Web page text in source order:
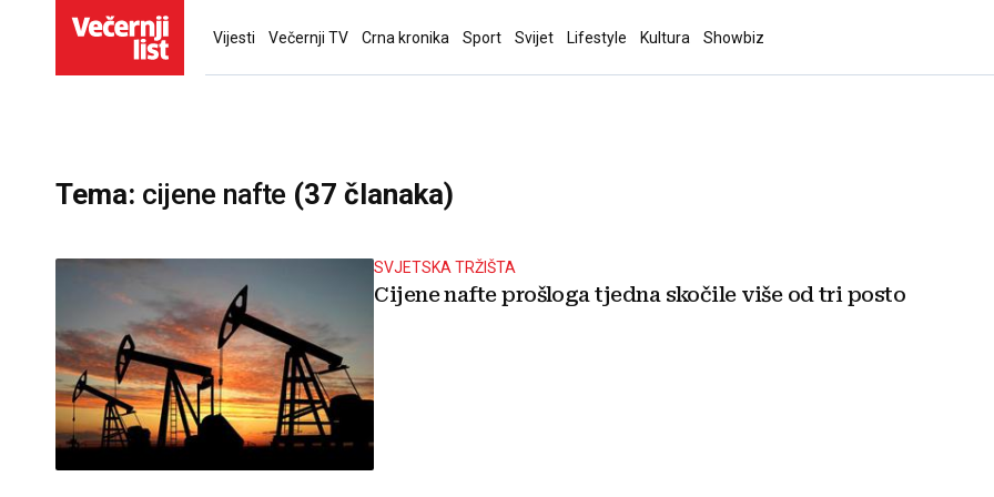
Vijesti Večernji TV Crna kronika Sport Svijet Lifestyle Kultura Showbiz
Tema: cijene nafte (37 članaka)
SVJETSKA TRŽIŠTA
Cijene nafte prošloga tjedna skočile više od tri posto